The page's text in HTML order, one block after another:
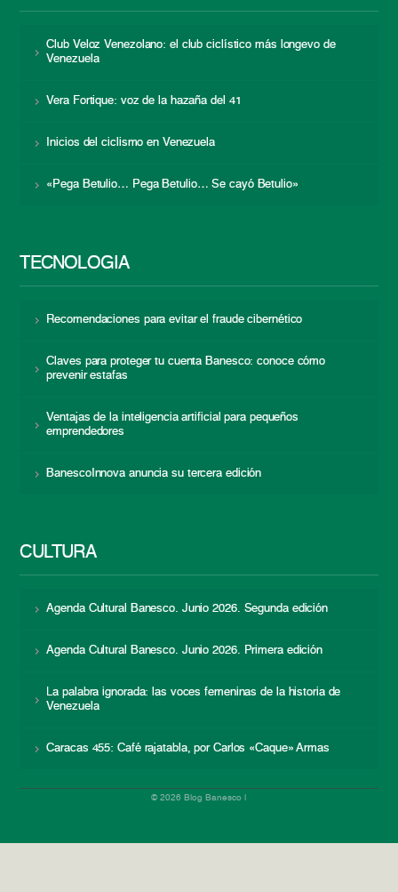
Club Veloz Venezolano: el club ciclístico más longevo de
Venezuela
Vera Fortique: voz de la hazaña del 41
Inicios del ciclismo en Venezuela
«Pega Betulio… Pega Betulio… Se cayó Betulio»
TECNOLOGÍA
Recomendaciones para evitar el fraude cibernético
Claves para proteger tu cuenta Banesco: conoce cómo
prevenir estafas
Ventajas de la inteligencia artificial para pequeños
emprendedores
BanescoInnova anuncia su tercera edición
CULTURA
Agenda Cultural Banesco. Junio 2026. Segunda edición
Agenda Cultural Banesco. Junio 2026. Primera edición
La palabra ignorada: las voces femeninas de la historia de
Venezuela
Caracas 455: Café rajatabla, por Carlos «Caque» Armas
© 2026 Blog Banesco |